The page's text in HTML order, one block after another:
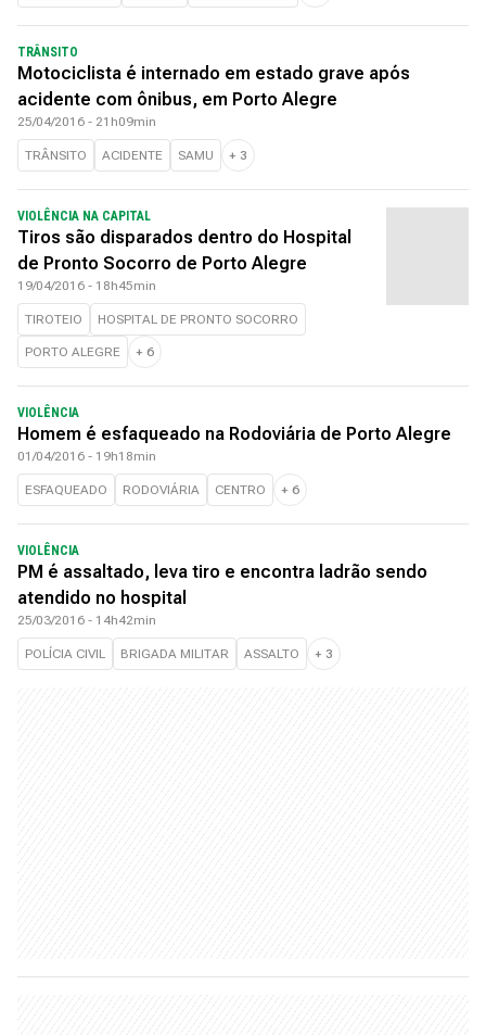
TRÂNSITO
Motociclista é internado em estado grave após
acidente com ônibus, em Porto Alegre
25/04/2016 - 21h09min
TRÂNSITO ACIDENTE SAMU + 3
VIOLÊNCIA NA CAPITAL
Tiros são disparados dentro do Hospital
de Pronto Socorro de Porto Alegre
19/04/2016 - 18h45min
TIROTEIO HOSPITAL DE PRONTO SOCORRO
PORTO ALEGRE + 6
VIOLÊNCIA
Homem é esfaqueado na Rodoviária de Porto Alegre
01/04/2016 - 19h18min
ESFAQUEADO RODOVIÁRIA CENTRO + 6
VIOLÊNCIA
PM é assaltado, leva tiro e encontra ladrão sendo
atendido no hospital
25/03/2016 - 14h42min
POLÍCIA CIVIL BRIGADA MILITAR ASSALTO + 3